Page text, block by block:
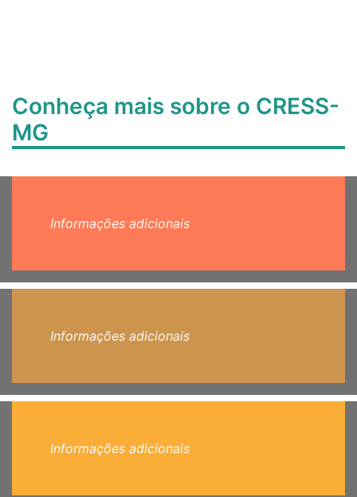
Conheça mais sobre o CRESS-
MG
Informações adicionais
Informações adicionais
Informações adicionais